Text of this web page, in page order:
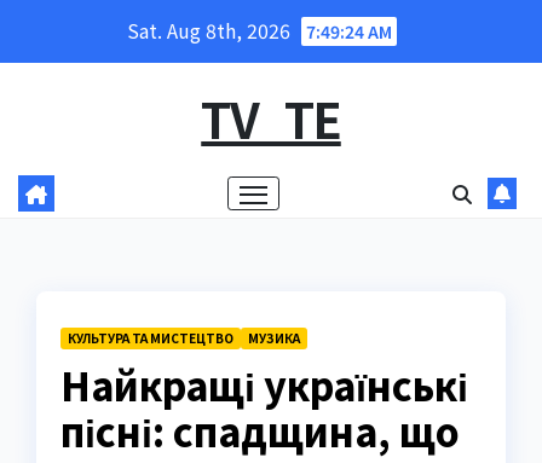
Sat. Aug 8th, 2026 7:49:25 AM
TV_TE
КУЛЬТУРА ТА МИСТЕЦТВО МУЗИКА
Найкращі українські
пісні: спадщина, що